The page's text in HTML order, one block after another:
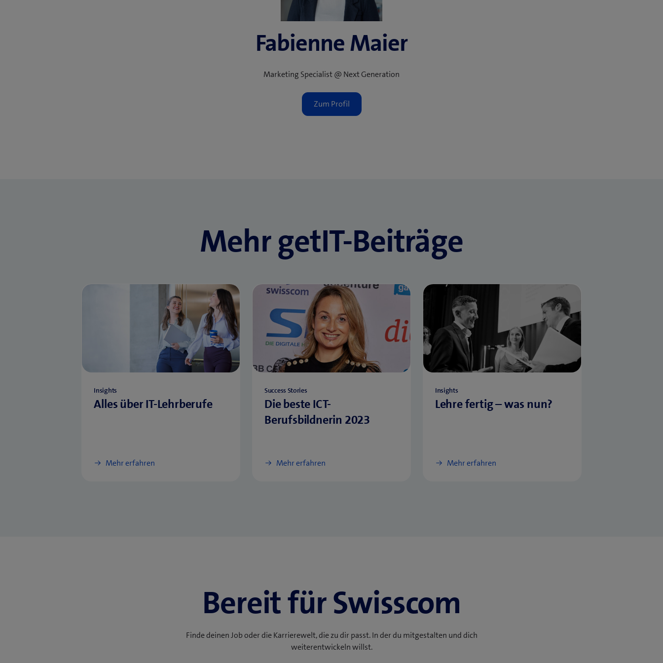
Fabienne Maier
Marketing Specialist @ Next Generation
Mehr getIT-Beiträge
Insights
Alles über IT-Lehrberufe
Mehr erfahren
Success Stories
Die beste ICT-
Berufsbildnerin 2023
Mehr erfahren
Insights
Lehre fertig – was nun?
Mehr erfahren
Bereit für Swisscom
Finde deinen Job oder die Karrierewelt, die zu dir passt. In der du mitgestalten und dich
weiterentwickeln willst.